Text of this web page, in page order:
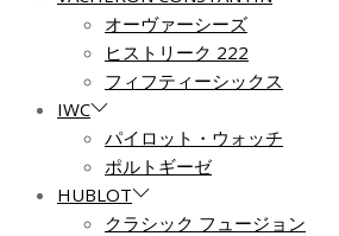
オーヴァーシーズ
ヒストリーク 222
フィフティーシックス
IWC
パイロット・ウォッチ
ポルトギーゼ
HUBLOT
クラシック フュージョン